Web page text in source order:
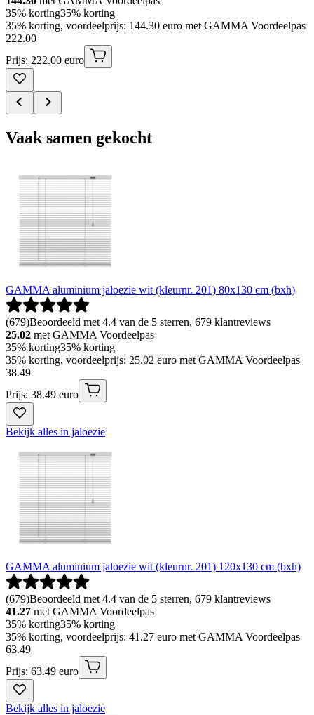
35% korting35% korting
35% korting, voordeelprijs: 144.30 euro met GAMMA Voordeelpas
222.00
Prijs: 222.00 euro
Vaak samen gekocht
GAMMA aluminium jaloezie wit (kleurnr. 201) 80x130 cm (bxh)
(679)Beoordeeld met 4.4 van de 5 sterren, 679 klantreviews
25.02 met GAMMA Voordeelpas
35% korting35% korting
35% korting, voordeelprijs: 25.02 euro met GAMMA Voordeelpas
38.49
Prijs: 38.49 euro
Bekijk alles in jaloezie
GAMMA aluminium jaloezie wit (kleurnr. 201) 120x130 cm (bxh)
(679)Beoordeeld met 4.4 van de 5 sterren, 679 klantreviews
41.27 met GAMMA Voordeelpas
35% korting35% korting
35% korting, voordeelprijs: 41.27 euro met GAMMA Voordeelpas
63.49
Prijs: 63.49 euro
Bekijk alles in jaloezie